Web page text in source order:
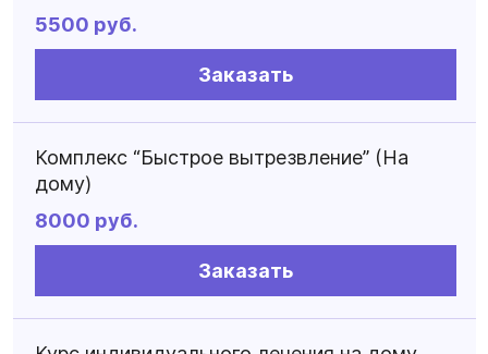
5500 руб.
Заказать
Комплекс “Быстрое вытрезвление” (На
дому)
8000 руб.
Заказать